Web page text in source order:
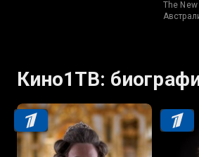
The New
Кино1ТВ: